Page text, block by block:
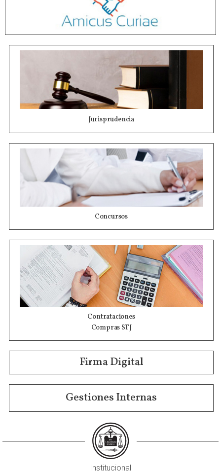
Jurisprudencia
Concursos
Contrataciones
Compras STJ
Firma Digital
Gestiones Internas
Institucional